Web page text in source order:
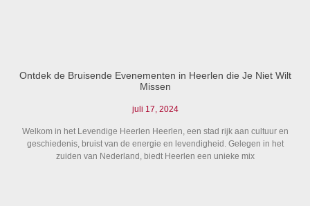
Ontdek de Bruisende Evenementen in Heerlen die Je Niet Wilt
Missen
juli 17, 2024
Welkom in het Levendige Heerlen Heerlen, een stad rijk aan cultuur en
geschiedenis, bruist van de energie en levendigheid. Gelegen in het
zuiden van Nederland, biedt Heerlen een unieke mix